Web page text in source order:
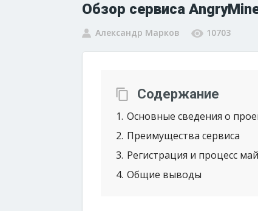
Обзор сервиса
Александр Марков 10703
Содержание
1 Основные сведения о
2 Преимущества сервиса
3 Регистрация и процесс
4 Общие выводы